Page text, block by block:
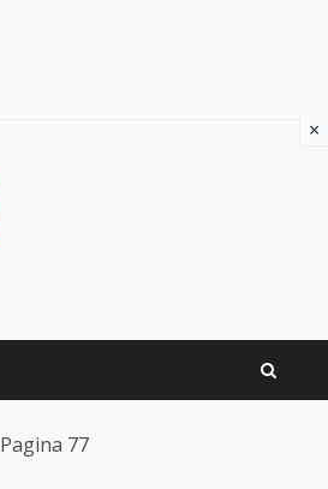
Pagina 77
×